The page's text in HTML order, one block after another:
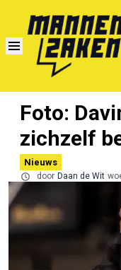
Foto:
zichzelf
Nieuws
door Daan de Wit